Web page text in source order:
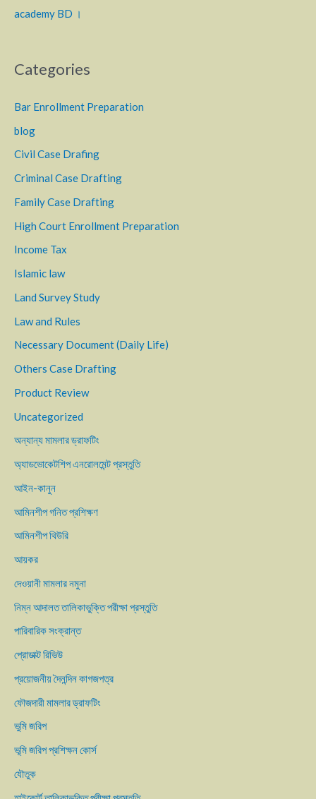
academy BD ।
Categories
Bar Enrollment Preparation
blog
Civil Case Drafing
Criminal Case Drafting
Family Case Drafting
High Court Enrollment Preparation
Income Tax
Islamic law
Land Survey Study
Law and Rules
Necessary Document (Daily Life)
Others Case Drafting
Product Review
Uncategorized
অন্যান্য মামলার ড্রাফটিং
অ্যাডভোকেটশিপ এনরোলমেন্ট প্রস্তুতি
আইন-কানুন
আমিনশীপ গনিত প্রশিক্ষণ
আমিনশীপ থিউরি
আয়কর
দেওয়ানী মামলার নমুনা
নিম্ন আদালত তালিকাভুক্তি পরীক্ষা প্রস্তুতি
পারিবারিক সংক্রান্ত
প্রোডাক্ট রিভিউ
প্রয়োজনীয় দৈনন্দিন কাগজপত্র
ফৌজদারী মামলার ড্রাফটিং
ভুমি জরিপ
ভূমি জরিপ প্রশিক্ষন কোর্স
যৌতুক